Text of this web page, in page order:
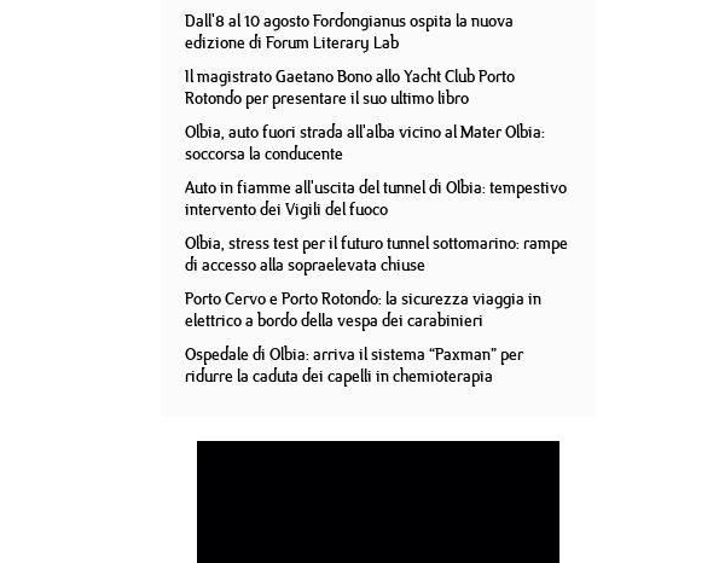
Dall'8 al 10 agosto Fordongianus ospita la nuova
edizione di Forum Literary Lab
Il magistrato Gaetano Bono allo Yacht Club Porto
Rotondo per presentare il suo ultimo libro
Olbia, auto fuori strada all'alba vicino al Mater Olbia:
soccorsa la conducente
Auto in fiamme all'uscita del tunnel di Olbia: tempestivo
intervento dei Vigili del fuoco
Olbia, stress test per il futuro tunnel sottomarino: rampe
di accesso alla sopraelevata chiuse
Porto Cervo e Porto Rotondo: la sicurezza viaggia in
elettrico a bordo della vespa dei carabinieri
Ospedale di Olbia: arriva il sistema “Paxman” per
ridurre la caduta dei capelli in chemioterapia